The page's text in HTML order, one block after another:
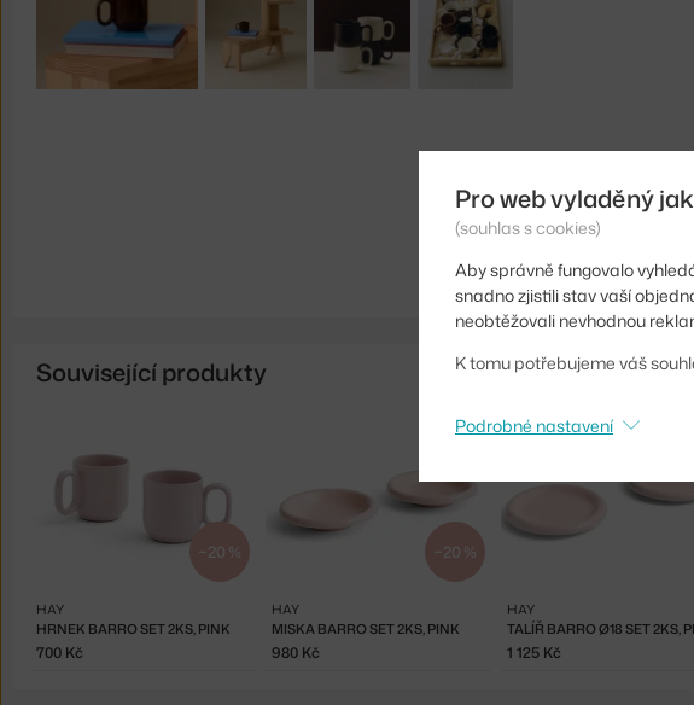
Související produkty
−20 %
HRNEK BARRO SET 2KS, PINK
HAY
700 Kč
−20 %
MISKA BARRO SET 2KS, PINK
HAY
980 Kč
TALÍŘ BARRO Ø18 SET 2KS,
HAY
1 125 Kč
Pro web vyladěný
(souhlas s cookies)
Aby správně fungovalo
snadno zjistili stav vaší
neobtěžovali nevhodnou
K tomu potřebujeme váš
Podrobné nastavení